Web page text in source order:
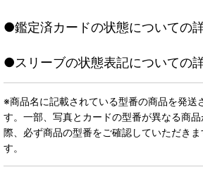
●鑑定済カードの状態についての
●スリーブの状態表記についての
※商品名に記載されている型番の商品を発送
す。一部、写真とカードの型番が異なる商
際、必ず商品の型番をご確認していただき
す。